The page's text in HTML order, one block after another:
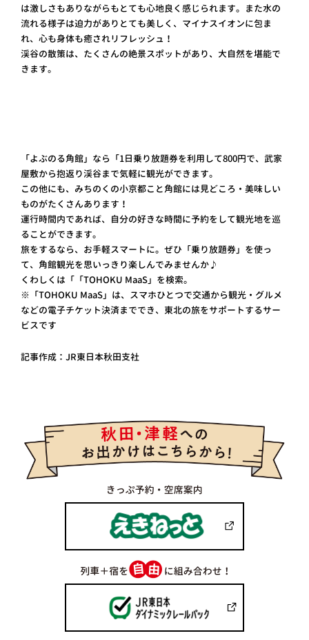
は激しさもありながらもとても心地良く感じられます。また水の
流れる様子は迫力がありとても美しく、マイナスイオンに包ま
れ、心も身体も癒されリフレッシュ！
渓谷の散策は、たくさんの絶景スポットがあり、大自然を堪能で
きます。
「よぶのる角館」なら「1日乗り放題券を利用して800円で、武家
屋敷から抱返り渓谷まで気軽に観光ができます。
この他にも、みちのくの小京都こと角館には見どころ・美味しい
ものがたくさんあります！
運行時間内であれば、自分の好きな時間に予約をして観光地を巡
ることができます。
旅をするなら、お手軽スマートに。ぜひ「乗り放題券」を使っ
て、角館観光を思いっきり楽しんでみませんか♪
くわしくは「「TOHOKU MaaS」を検索。
※「TOHOKU MaaS」は、スマホひとつで交通から観光・グルメ
などの電子チケット決済まででき、東北の旅をサポートするサー
ビスです
記事作成：JR東日本秋田支社